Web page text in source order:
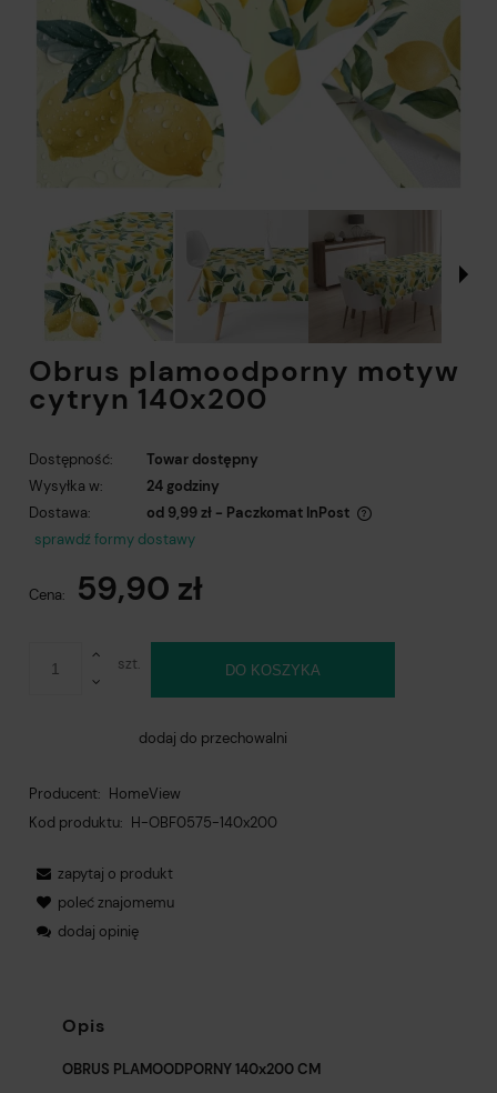
Obrus plamoodporny motyw
cytryn 140x200
Dostępność:
Towar dostępny
Wysyłka w:
24 godziny
Dostawa:
od 9,99 zł - Paczkomat InPost
Cena nie zawiera ewentualnych kosztów płatności
sprawdź formy dostawy
Cena: 59,90 zł
szt. DO KOSZYKA
dodaj do przechowalni
Producent: HomeView
Kod produktu: H-OBF0575-140x200
zapytaj o produkt
poleć znajomemu
dodaj opinię
Opis
OBRUS PLAMOODPORNY 140x200 CM